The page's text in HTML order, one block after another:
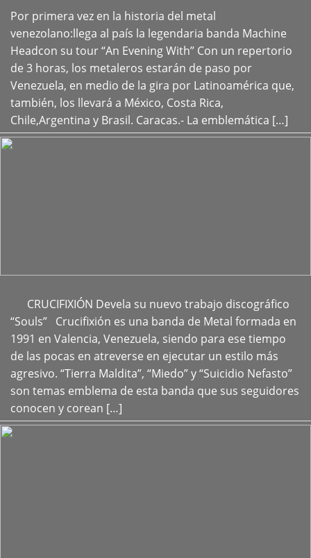
Por primera vez en la historia del metal
venezolano:llega al país la legendaria banda Machine
Headcon su tour “An Evening With” Con un repertorio
de 3 horas, los metaleros estarán de paso por
Venezuela, en medio de la gira por Latinoamérica que,
también, los llevará a México, Costa Rica,
Chile,Argentina y Brasil. Caracas.- La emblemática […]
+
CRUCIFIXIÓN Devela su nuevo trabajo discográfico
“Souls” Crucifixión es una banda de Metal formada en
1991 en Valencia, Venezuela, siendo para ese tiempo
de las pocas en atreverse en ejecutar un estilo más
agresivo. “Tierra Maldita”, “Miedo” y “Suicidio Nefasto”
son temas emblema de esta banda que sus seguidores
conocen y corean […]
+